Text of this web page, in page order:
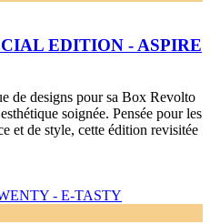
EDITION - ASPIRE
de designs pour sa Box Revolto
soignée. Pensée pour les
et de style, cette édition revisitée